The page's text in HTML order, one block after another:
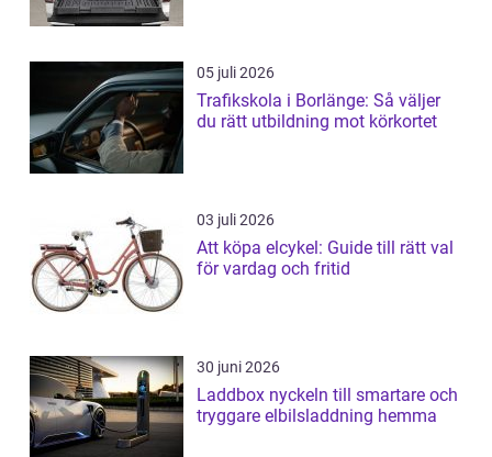
05 juli 2026
Trafikskola i Borlänge: Så väljer
du rätt utbildning mot körkortet
03 juli 2026
Att köpa elcykel: Guide till rätt val
för vardag och fritid
30 juni 2026
Laddbox nyckeln till smartare och
tryggare elbilsladdning hemma